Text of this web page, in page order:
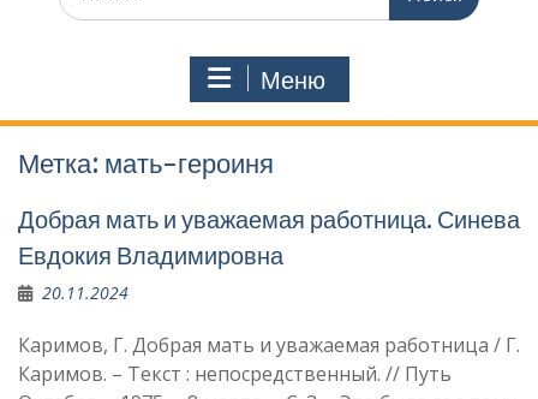
по:
Меню
Метка: мать-героиня
Добрая мать и уважаемая работница. Синева
Евдокия Владимировна
20.11.2024
Каримов, Г. Добрая мать и уважаемая работница / Г.
Каримов. – Текст : непосредственный. // Путь